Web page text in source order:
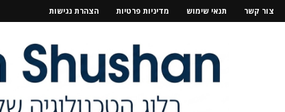
צור קשר תנאי שימוש מדיניות פרטיות הצהרת נגישות